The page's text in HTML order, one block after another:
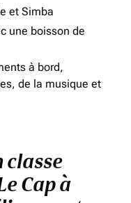
et Simba
une boisson de
à bord,
de la musique et
classe
Cap à